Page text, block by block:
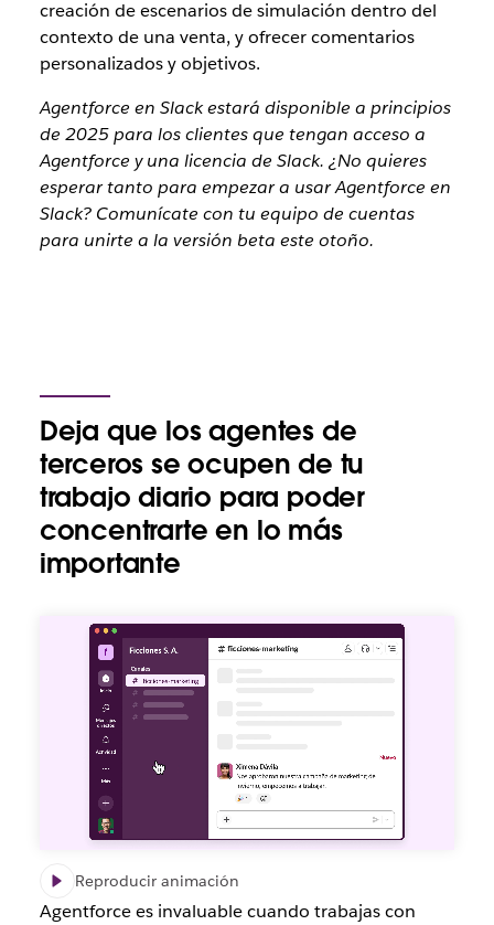
creación de escenarios de simulación dentro del
contexto de una venta, y ofrecer comentarios
personalizados y objetivos.
Agentforce en Slack estará disponible a principios
de 2025 para los clientes que tengan acceso a
Agentforce y una licencia de Slack. ¿No quieres
esperar tanto para empezar a usar Agentforce en
Slack? Comunícate con tu equipo de cuentas
para unirte a la versión beta este otoño.
Deja que los agentes de
terceros se ocupen de tu
trabajo diario para poder
concentrarte en lo más
importante
Reproducir animación
Agentforce es invaluable cuando trabajas con